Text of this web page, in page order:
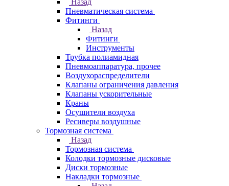
Назад
Пневматическая система
Фитинги
Назад
Фитинги
Инструменты
Трубка полиамидная
Пневмоаппаратура, прочее
Воздухораспределители
Клапаны ограничения давления
Клапаны ускорительные
Краны
Осушители воздуха
Ресиверы воздушные
Тормозная система
Назад
Тормозная система
Колодки тормозные дисковые
Диски тормозные
Накладки тормозные